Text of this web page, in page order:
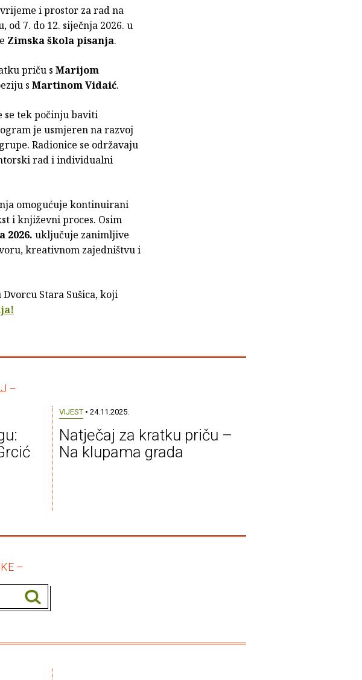
i prostor za rad na
7. do 12. siječnja 2026. u
Zimska škola pisanja.
priču s Marijom
s Martinom Vidaić.
se tek počinju baviti
je usmjeren na razvoj
Radionice se održavaju
rad i individualni
omogućuje kontinuirani
i književni proces. Osim
2026. uključuje zanimljive
kreativnom zajedništvu i
Stara Sušica, koji
–
VIJEST• 24.11.2025.
Natječaj za kratku priču –
Na klupama grada
–